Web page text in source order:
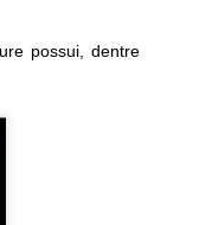
possui, dentre